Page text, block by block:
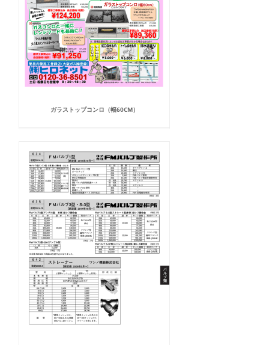
ガラストップコンロ（幅60CM）